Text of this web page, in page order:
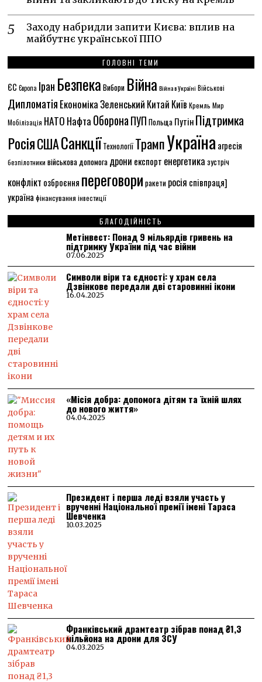
Заходу набридли запити Києва: вплив на
майбутнє української ППО
ГОЛОВНІ ТЕМИ
ЄС Європа Іран Безпека Вибори Війна Війна в Україні Військові
Дипломатія ЕкономікаЗеленський Китай Київ Кремль Мир
Мобілізація НАТО Нафта ОборонаПУП Польща ПутінПідтримка
РосіяСШАСанкціїТехнологіїТрампУкраїна агресія
безпілотники військова допомога дрони експорт енергетика зустріч
конфлікт озброєння переговори ракети росія співпраця]
україна фінансування інвестиції
БЛАГОДІЙНІСТЬ
Метінвест: Понад 9 мільярдів гривень на
підтримку України під час війни
07.06.2025
Символи віри та єдності: у храм села
Дзвінкове передали дві старовинні ікони
16.04.2025
«Місія добра: допомога дітям та їхній шлях
до нового життя»
04.04.2025
Президент і перша леді взяли участь у
врученні Національної премії імені Тараса
Шевченка
10.03.2025
Франківський драмтеатр зібрав понад ₴1,3
мільйона на дрони для ЗСУ
04.03.2025